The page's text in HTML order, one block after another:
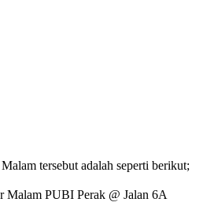
tersebut adalah seperti berikut;
Malam PUBI Perak @ Jalan 6A